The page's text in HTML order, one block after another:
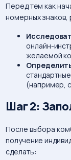
Перед тем как
номерных знаков,
онлайн-
желаемой
(например,
Шаг 2:
После выбора
получение
сделать: